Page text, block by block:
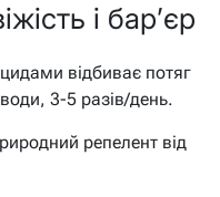
і бар’єр
відбиває потяг
3-5 разів/день.
репелент від